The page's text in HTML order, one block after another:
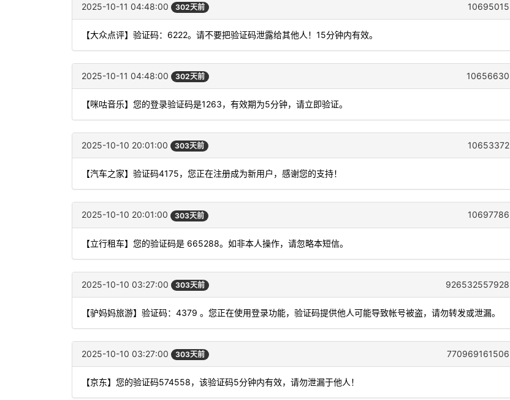
2025-10-11 04:48:00 302天前 10695015
【大众点评】验证码：6222。请不要把验证码泄露给其他人！15分钟内有效。
2025-10-11 04:48:00 302天前 10656630
【咪咕音乐】您的登录验证码是1263，有效期为5分钟，请立即验证。
2025-10-10 20:01:00 303天前 10653372
【汽车之家】验证码4175，您正在注册成为新用户，感谢您的支持！
2025-10-10 20:01:00 303天前 10697786
【立行租车】您的验证码是 665288。如非本人操作，请忽略本短信。
2025-10-10 03:27:00 303天前 926532557928
【驴妈妈旅游】验证码：4379 。您正在使用登录功能，验证码提供他人可能导致帐号被盗，请勿转发或泄漏。
2025-10-10 03:27:00 303天前 770969161506
【京东】您的验证码574558，该验证码5分钟内有效，请勿泄漏于他人！